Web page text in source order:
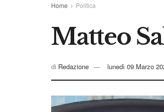
Home Politica
Matteo
di Redazione lunedì 09 Marzo